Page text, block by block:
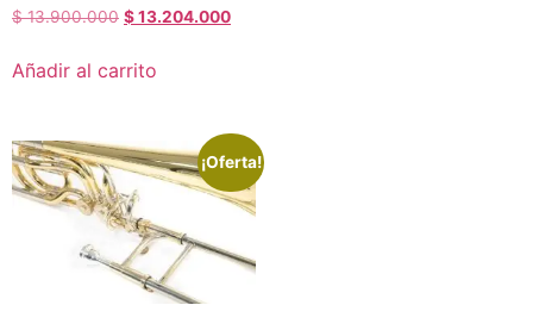
$13.900.000 $13.204.000
Añadir al carrito
¡Oferta!